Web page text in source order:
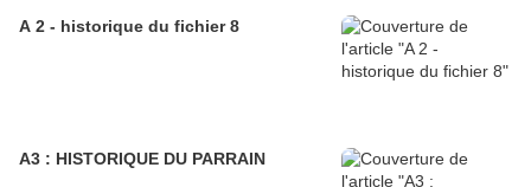
A 2 - historique du fichier 8
A3 : HISTORIQUE DU PARRAIN